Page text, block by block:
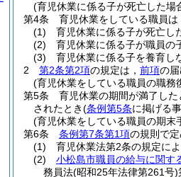
(育児休業に係る子が死亡した場
第4条
育児休業をしている職員
(1)
育児休業に係る子が死亡し
(2)
育児休業に係る子が職員の
(3)
育児休業に係る子を養育し
2
第2条第2項の規定は， 前項の届
(育児休業をしている職員の職務
第5条
育児休業の期間が満了し
されたとき(条例第5条に掲げる
(育児休業をしている職員の期末
第6条
条例第7条第1項の規則で
(1)
育児休業法第2条の規定に
(2)
小松島市職員の給与に関す
務員法(昭和25年法律第261号)